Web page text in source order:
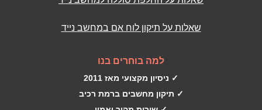
שאלות על תיקון לוח אם במחשב נייד
למה בוחרים בנו
✓ ניסיון מקצועי מאז 2011
✓ תיקון מחשבים ברמת רכיב